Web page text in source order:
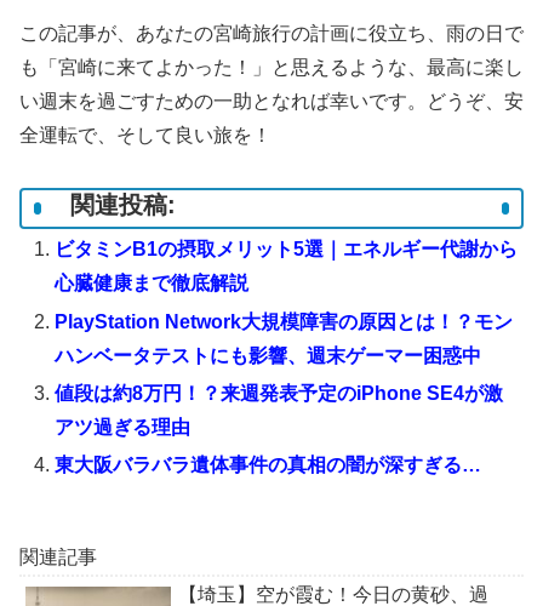
この記事が、あなたの宮崎旅行の計画に役立ち、雨の日で
も「宮崎に来てよかった！」と思えるような、最高に楽し
い週末を過ごすための一助となれば幸いです。どうぞ、安
全運転で、そして良い旅を！
関連投稿:
ビタミンB1の摂取メリット5選｜エネルギー代謝から
心臓健康まで徹底解説
PlayStation Network大規模障害の原因とは！？モン
ハンベータテストにも影響、週末ゲーマー困惑中
値段は約8万円！？来週発表予定のiPhone SE4が激
アツ過ぎる理由
東大阪バラバラ遺体事件の真相の闇が深すぎる…
関連記事
【埼玉】空が霞む！今日の黄砂、過